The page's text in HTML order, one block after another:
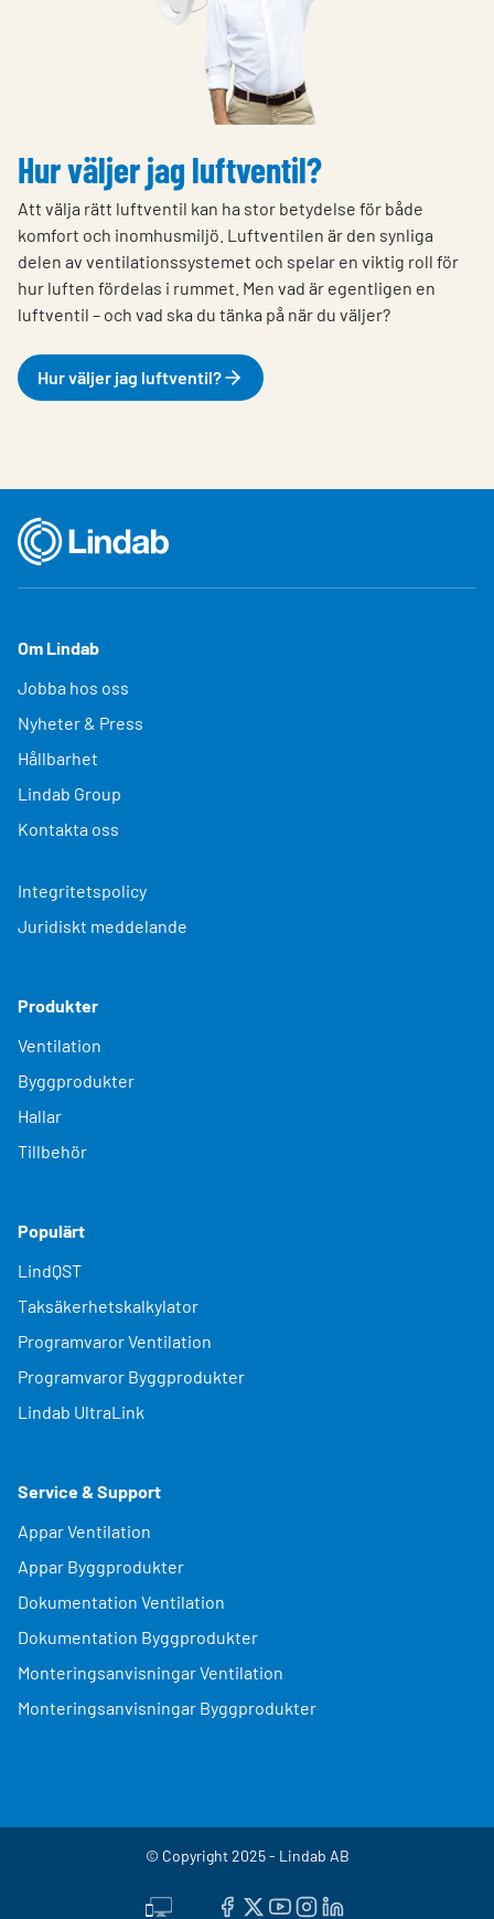
Hur väljer jag luftventil?
Att välja rätt luftventil kan ha stor betydelse för både
komfort och inomhusmiljö. Luftventilen är den synliga
delen av ventilationssystemet och spelar en viktig roll för
hur luften fördelas i rummet. Men vad är egentligen en
luftventil – och vad ska du tänka på när du väljer?
Hur väljer jag luftventil?
Om Lindab
Jobba hos oss
Nyheter & Press
Hållbarhet
Lindab Group
Kontakta oss
Integritetspolicy
Juridiskt meddelande
Produkter
Ventilation
Byggprodukter
Hallar
Tillbehör
Populärt
LindQST
Taksäkerhetskalkylator
Programvaror Ventilation
Programvaror Byggprodukter
Lindab UltraLink
Service & Support
Appar Ventilation
Appar Byggprodukter
Dokumentation Ventilation
Dokumentation Byggprodukter
Monteringsanvisningar Ventilation
Monteringsanvisningar Byggprodukter
© Copyright 2025 - Lindab AB